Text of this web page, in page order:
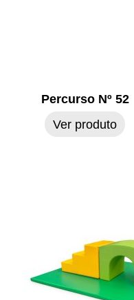
Percurso Nº 52
Ver produto